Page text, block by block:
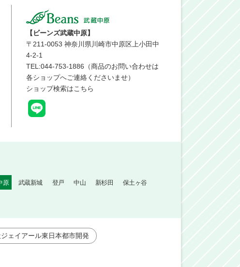
【ビーンズ武蔵中原】
〒 211-0053 神奈川県川崎市中原区上小田中
4-2-1
TEL:044-753-1886（商品のお問い合わせは
各ショップへご連絡くださいませ）
ショップ検索はこちら
原 武蔵新城 登戸 中山 新杉田 保土ヶ谷
ェイアール東日本都市開発